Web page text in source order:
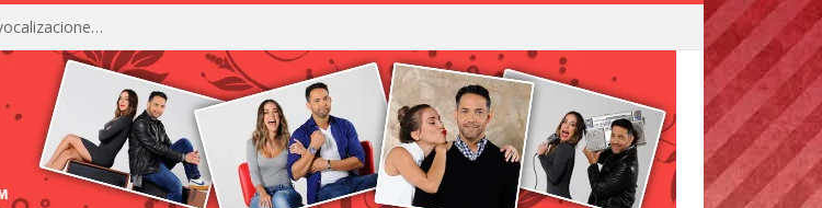
La IA está acercándonos a comprender y traducir las vocalizaciones y comportamientos de nuestras mascotas